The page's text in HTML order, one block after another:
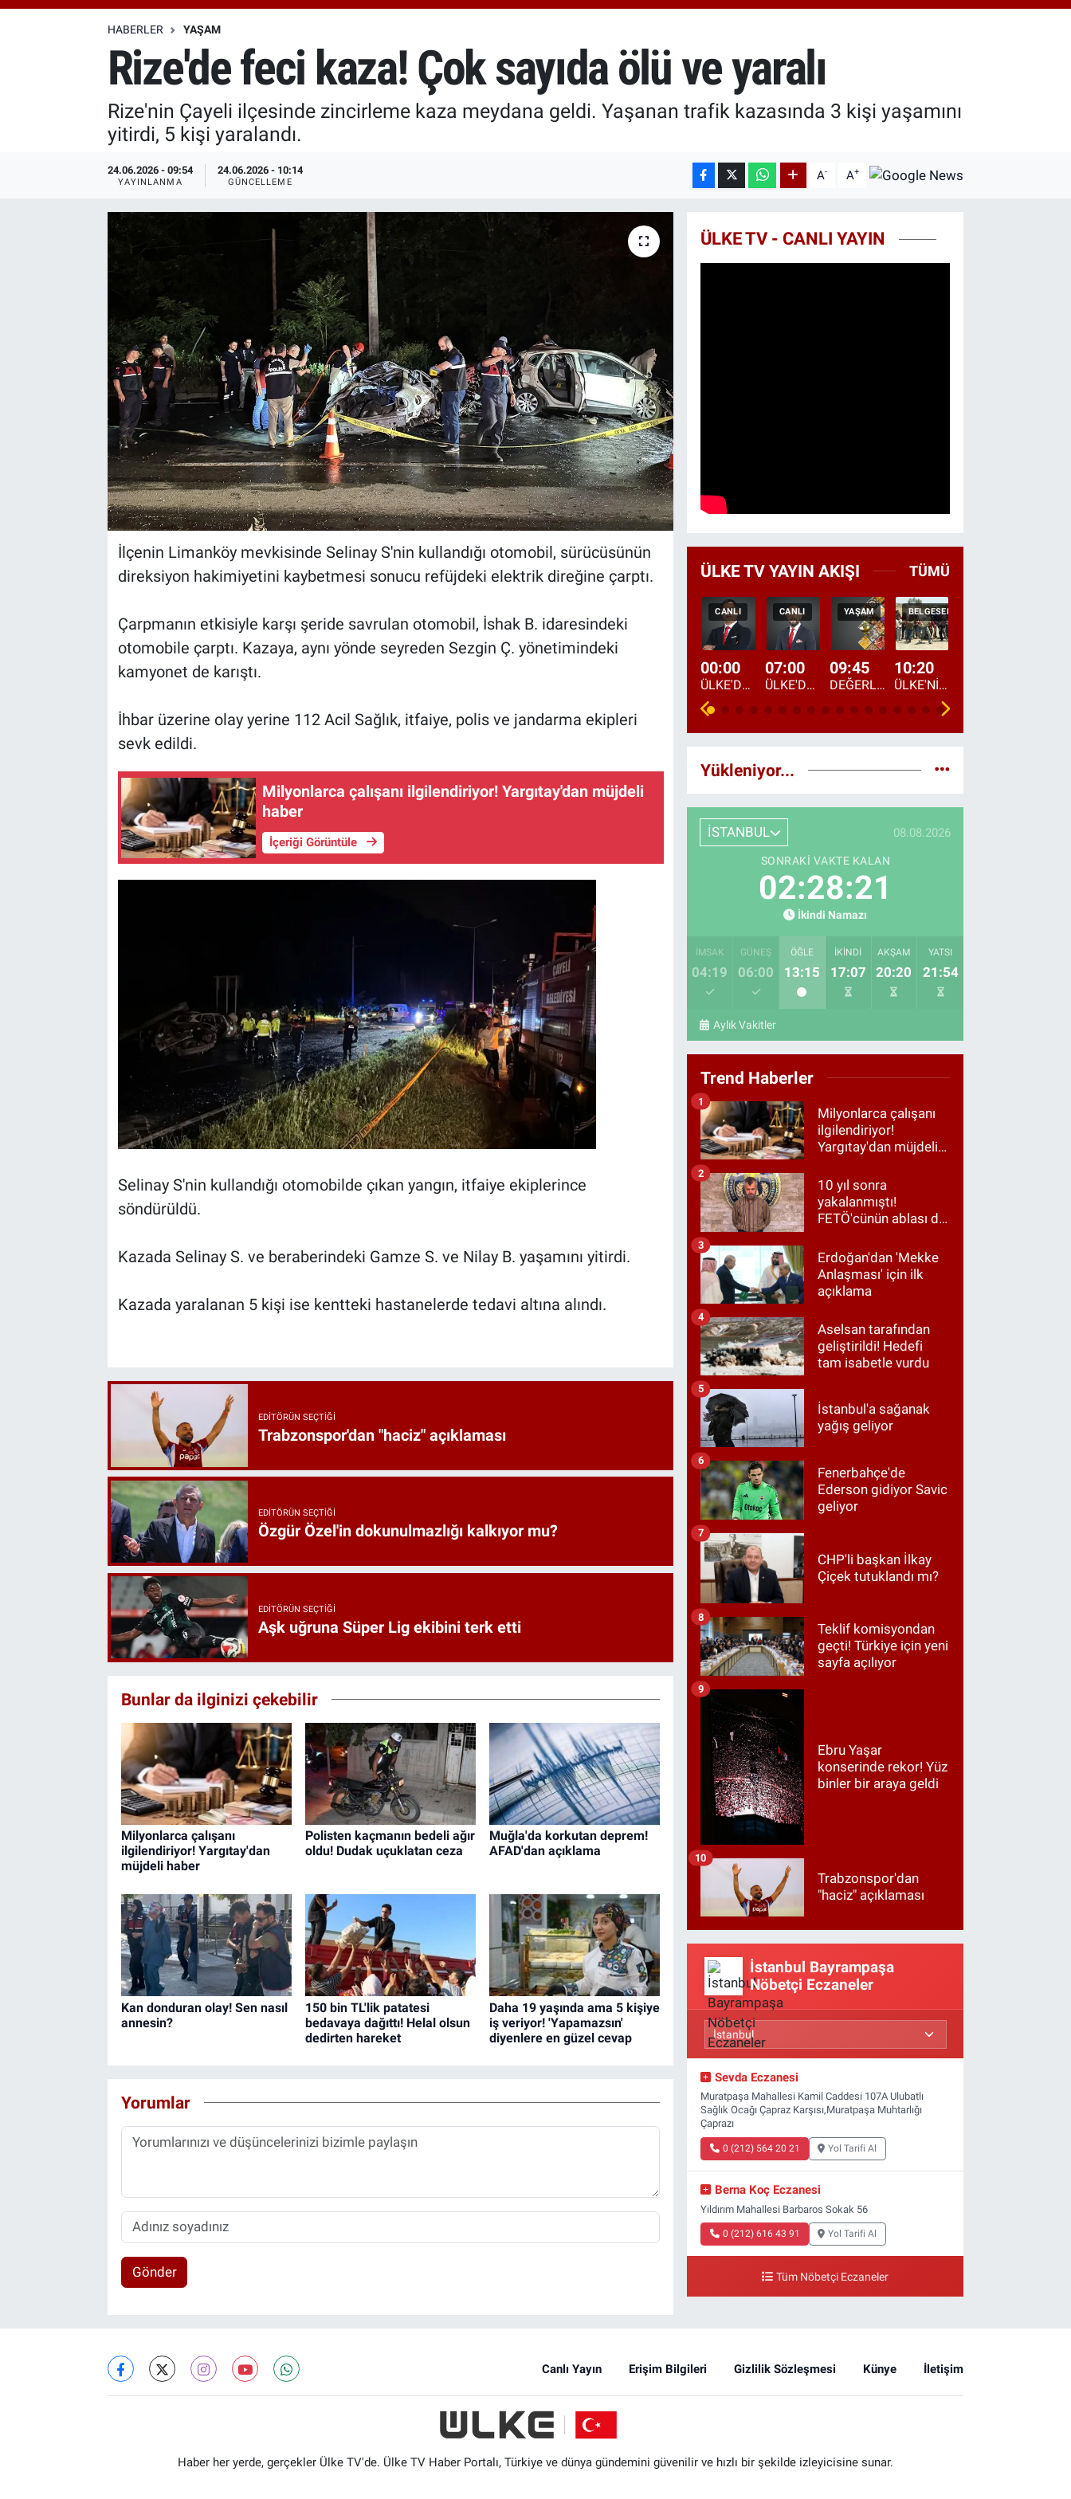
64.944,08
%-0.18
HABERLER YAŞAM
Rize'de feci kaza! Çok sayıda ölü ve yaralı
Rize'nin Çayeli ilçesinde zincirleme kaza meydana geldi. Yaşanan trafik kazasında 3 kişi yaşamını
yitirdi, 5 kişi yaralandı.
24.06.2026 - 09:54
YAYINLANMA
24.06.2026 - 10:14
GÜNCELLEME A- A+
İlçenin Limanköy mevkisinde Selinay S'nin kullandığı otomobil, sürücüsünün
direksiyon hakimiyetini kaybetmesi sonucu refüjdeki elektrik direğine çarptı.
Çarpmanın etkisiyle karşı şeride savrulan otomobil, İshak B. idaresindeki
otomobile çarptı. Kazaya, aynı yönde seyreden Sezgin Ç. yönetimindeki
kamyonet de karıştı.
İhbar üzerine olay yerine 112 Acil Sağlık, itfaiye, polis ve jandarma ekipleri
sevk edildi.
Milyonlarca çalışanı ilgilendiriyor! Yargıtay'dan müjdeli
haber
İçeriği Görüntüle
Selinay S'nin kullandığı otomobilde çıkan yangın, itfaiye ekiplerince
söndürüldü.
Kazada Selinay S. ve beraberindeki Gamze S. ve Nilay B. yaşamını yitirdi.
Kazada yaralanan 5 kişi ise kentteki hastanelerde tedavi altına alındı.
EDITÖRÜN SEÇTIĞI
Trabzonspor'dan "haciz" açıklaması
EDITÖRÜN SEÇTIĞI
Özgür Özel'in dokunulmazlığı kalkıyor mu?
EDITÖRÜN SEÇTIĞI
Aşk uğruna Süper Lig ekibini terk etti
Bunlar da ilginizi çekebilir
Milyonlarca çalışanı
ilgilendiriyor! Yargıtay'dan
müjdeli haber
Polisten kaçmanın bedeli ağır
oldu! Dudak uçuklatan ceza
Muğla'da korkutan deprem!
AFAD'dan açıklama
Kan donduran olay! Sen nasıl
annesin?
150 bin TL'lik patatesi
bedavaya dağıttı! Helal olsun
dedirten hareket
Daha 19 yaşında ama 5 kişiye
iş veriyor! 'Yapamazsın'
diyenlere en güzel cevap
Yorumlar
Gönder
ÜLKE TV - CANLI YAYIN
ÜLKE TV YAYIN AKIŞI TÜMÜ
CANLI
00:00
ÜLKE'DE BU GECE
CANLI
07:00
ÜLKE'DE HAFTA SONU
YAŞAM
09:45
DEĞERLERİN DAVETİ
BELGESEL
10:20
ÜLKE'NİN ÇOCUKLARI
Yükleniyor...
İSTANBUL 08.08.2026
SONRAKI VAKTE KALAN
02:28:20
İkindi Namazı
İMSAK
04:19
GÜNEŞ
06:00
ÖĞLE
13:15
İKINDI
17:07
AKŞAM
20:20
YATSI
21:54
Aylık Vakitler
Trend Haberler
Milyonlarca çalışanı
ilgilendiriyor!
Yargıtay'dan müjdeli
1
10 yıl sonra
yakalanmıştı!
FETÖ'cünün ablası da
2
Erdoğan'dan 'Mekke
Anlaşması' için ilk
açıklama
3
Aselsan tarafından
geliştirildi! Hedefi
tam isabetle vurdu
4
İstanbul'a sağanak
yağış geliyor
5
Fenerbahçe'de
Ederson gidiyor Savic
geliyor
6
CHP'li başkan İlkay
Çiçek tutuklandı mı?
7
Teklif komisyondan
geçti! Türkiye için yeni
sayfa açılıyor
8
Ebru Yaşar
konserinde rekor! Yüz
binler bir araya geldi
9
Trabzonspor'dan
"haciz" açıklaması
10
İstanbul Bayrampaşa
Nöbetçi Eczaneler
Sevda Eczanesi
Muratpaşa Mahallesi Kamil Caddesi 107A Ulubatlı
Sağlık Ocağı Çapraz Karşısı,Muratpaşa Muhtarlığı
Çaprazı
0 (212) 564 20 21 Yol Tarifi Al
Berna Koç Eczanesi
Yıldırım Mahallesi Barbaros Sokak 56
0 (212) 616 43 91 Yol Tarifi Al
Tüm Nöbetçi Eczaneler
Canlı Yayın Erişim Bilgileri Gizlilik Sözleşmesi Künye İletişim
Haber her yerde, gerçekler Ülke TV'de. Ülke TV Haber Portalı, Türkiye ve dünya gündemini güvenilir ve hızlı bir şekilde izleyicisine sunar.
Özel Haberler
Özel Haberler
Haber Arşivi